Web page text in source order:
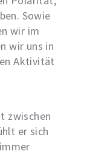
Sowie
wir im
wir uns in
Aktivität
zwischen
er sich